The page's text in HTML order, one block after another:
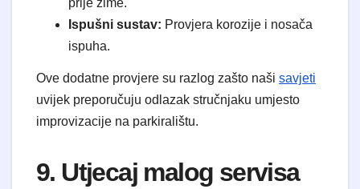
prije zime.
Ispušni sustav: Provjera korozije i nosača
ispuha.
Ove dodatne provjere su razlog zašto naši savjeti
uvijek preporučuju odlazak stručnjaku umjesto
improvizacije na parkiralištu.
9. Utjecaj malog servisa